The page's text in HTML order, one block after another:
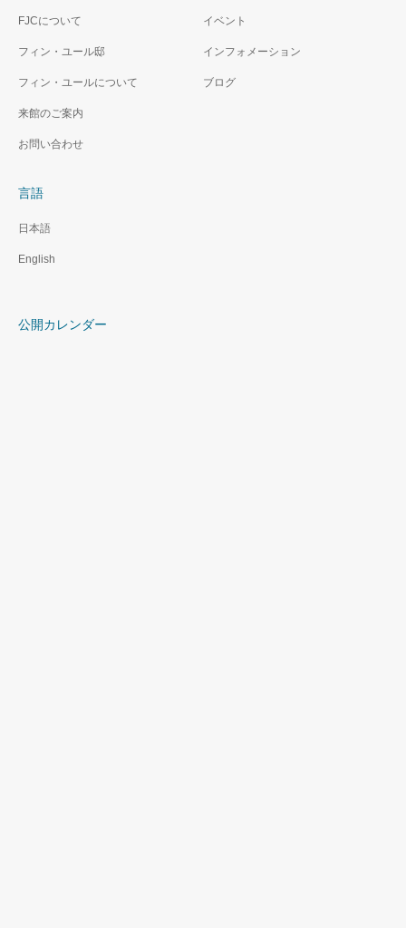
FJCについて
フィン・ユール邸
フィン・ユールについて
来館のご案内
お問い合わせ
イベント
インフォメーション
ブログ
言語
日本語
English
公開カレンダー